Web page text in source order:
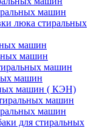
машин
люка стиральных
машин
машин
машин
машин
машин ( КЭН)
машин
машин
для стиральных